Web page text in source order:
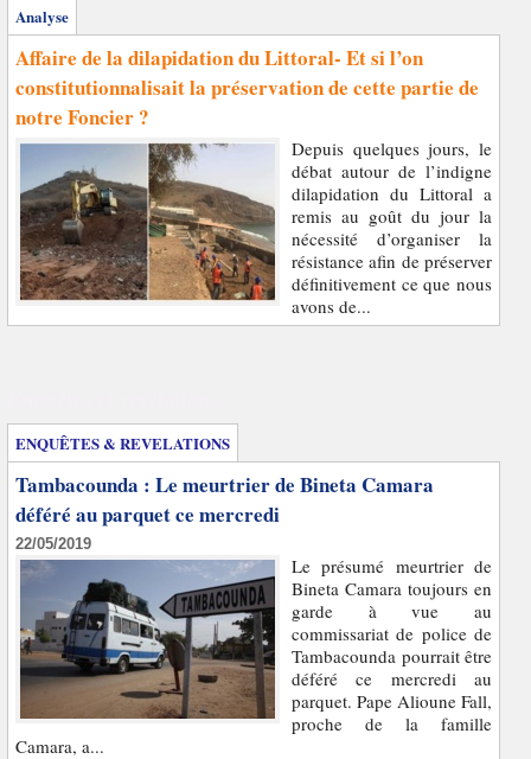
Analyse
Affaire de la dilapidation du Littoral- Et si l’on
constitutionnalisait la préservation de cette partie de
notre Foncier ?
Depuis quelques jours, le
débat autour de l’indigne
dilapidation du Littoral a
remis au goût du jour la
nécessité d’organiser la
résistance afin de préserver
définitivement ce que nous
avons de...
ENQUÊTES & REVELATIONS
Tambacounda : Le meurtrier de Bineta Camara
déféré au parquet ce mercredi
22/05/2019
Le présumé meurtrier de
Bineta Camara toujours en
garde à vue au
commissariat de police de
Tambacounda pourrait être
déféré ce mercredi au
parquet. Pape Alioune Fall,
proche de la famille
Camara, a...